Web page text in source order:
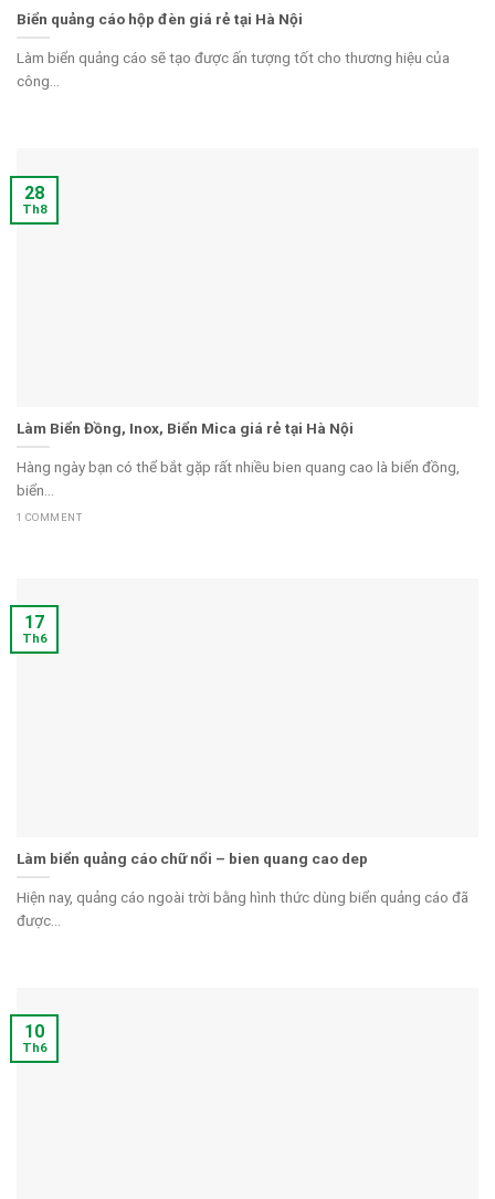
Biển quảng cáo hộp đèn giá rẻ tại Hà Nội
Làm biển quảng cáo sẽ tạo được ấn tượng tốt cho thương hiệu của
công...
Làm Biển Đồng, Inox, Biển Mica giá rẻ tại Hà Nội
Hàng ngày bạn có thể bắt gặp rất nhiều bien quang cao là biển đồng,
biển...
1 COMMENT
28
Th8
Làm biển quảng cáo chữ nổi – bien quang cao dep
Hiện nay, quảng cáo ngoài trời bằng hình thức dùng biển quảng cáo đã
được...
17
Th6
10
Th6